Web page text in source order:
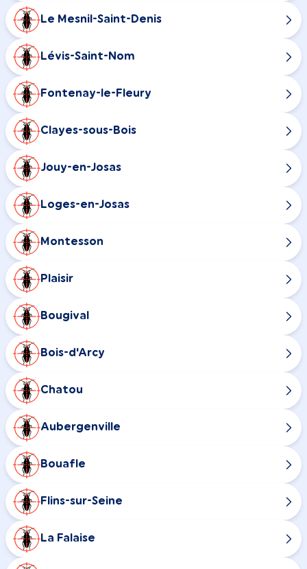
Le Mesnil-Saint-Denis
Lévis-Saint-Nom
Fontenay-le-Fleury
Clayes-sous-Bois
Jouy-en-Josas
Loges-en-Josas
Montesson
Plaisir
Bougival
Bois-d'Arcy
Chatou
Aubergenville
Bouafle
Flins-sur-Seine
La Falaise